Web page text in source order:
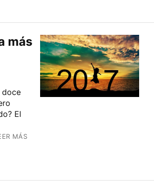
más
doce
El
MÁS